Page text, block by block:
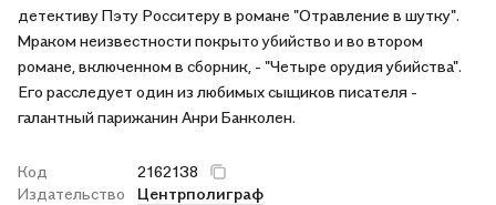
детективу Пэту Росситеру в романе "Отравление в шутку".
Мраком неизвестности покрыто убийство и во втором
романе, включенном в сборник, - "Четыре орудия убийства".
Его расследует один из любимых сыщиков писателя -
галантный парижанин Анри Банколен.
Код
2162138
Издательство
Центрполиграф